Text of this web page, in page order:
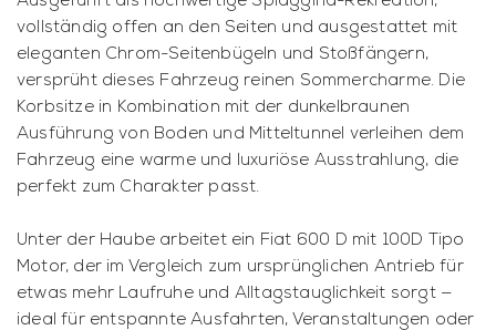
vollständig offen an den Seiten und ausgestattet mit
eleganten Chrom-Seitenbügeln und Stoßfängern,
versprüht dieses Fahrzeug reinen Sommercharme. Die
Korbsitze in Kombination mit der dunkelbraunen
Ausführung von Boden und Mitteltunnel verleihen dem
Fahrzeug eine warme und luxuriöse Ausstrahlung, die
perfekt zum Charakter passt.
Unter der Haube arbeitet ein Fiat 600 D mit 100D Tipo
Motor, der im Vergleich zum ursprünglichen Antrieb für
etwas mehr Laufruhe und Alltagstauglichkeit sorgt —
ideal für entspannte Ausfahrten, Veranstaltungen oder